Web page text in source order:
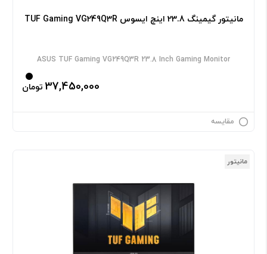
مانیتور گیمینگ 23.8 اینچ ایسوس TUF Gaming VG249Q3R
ASUS TUF Gaming VG249Q3R 23.8 Inch Gaming Monitor
37,450,000 تومان
مقایسه
مانیتور